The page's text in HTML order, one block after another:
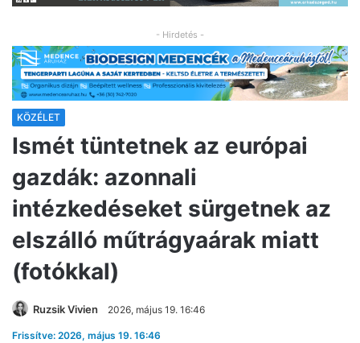
- Hirdetés -
KÖZÉLET
Ismét tüntetnek az európai
gazdák: azonnali
intézkedéseket sürgetnek az
elszálló műtrágyaárak miatt
(fotókkal)
Ruzsik Vivien 2026, május 19. 16:46
Frissítve: 2026, május 19. 16:46